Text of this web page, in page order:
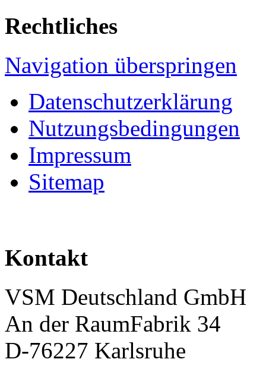
Rechtliches
Navigation überspringen
Datenschutzerklärung
Nutzungsbedingungen
Impressum
Sitemap
Kontakt
VSM Deutschland GmbH
An der RaumFabrik 34
D-76227 Karlsruhe